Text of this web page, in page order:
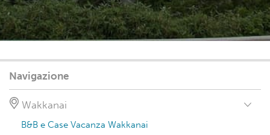
Navigazione
Wakkanai
B&B e Case Vacanza Wakkanai